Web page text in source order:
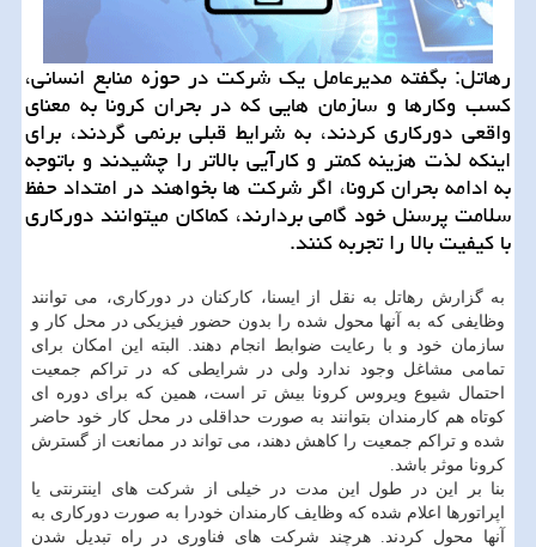
رهاتل: بگفته مدیرعامل یك شركت در حوزه منابع انسانی،
كسب وكارها و سازمان هایی كه در بحران كرونا به معنای
واقعی دوركاری كردند، به شرایط قبلی برنمی گردند، برای
اینكه لذت هزینه كمتر و كارآیی بالاتر را چشیدند و باتوجه
به ادامه بحران كرونا، اگر شركت ها بخواهند در امتداد حفظ
سلامت پرسنل خود گامی بردارند، كماكان می­توانند دوركاری
با كیفیت بالا را تجربه كنند.
به گزارش رهاتل به نقل از ایسنا، کارکنان در دورکاری، می توانند
وظایفی که به آنها محول شده را بدون حضور فیزیکی در محل کار و
سازمان خود و با رعایت ضوابط انجام دهند. البته این امکان برای
تمامی مشاغل وجود ندارد ولی در شرایطی که در تراکم جمعیت
احتمال شیوع ویروس کرونا بیش تر است، همین که برای دوره ای
کوتاه هم کارمندان بتوانند به صورت حداقلی در محل کار خود حاضر
شده و تراکم جمعیت را کاهش دهند، می تواند در ممانعت از گسترش
کرونا موثر باشد.
بنا بر این در طول این مدت در خیلی از شرکت های اینترنتی یا
اپراتورها اعلام شده که وظایف کارمندان خودرا به صورت دورکاری به
آنها محول کردند. هرچند شرکت های فناوری در راه تبدیل شدن